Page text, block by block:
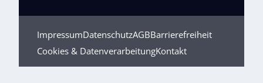
ImpressumDatenschutzAGBBarrierefreiheit
Cookies & DatenverarbeitungKontakt